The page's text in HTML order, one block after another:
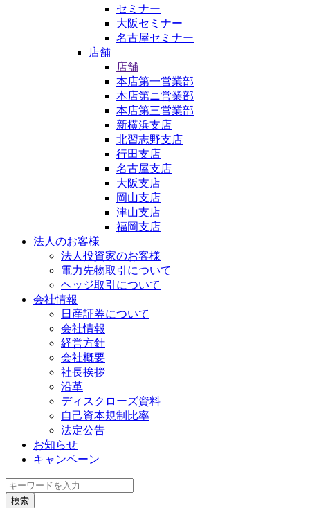
セミナー
大阪セミナー
名古屋セミナー
店舗
店舗
本店第一営業部
本店第ニ営業部
本店第三営業部
新横浜支店
北習志野支店
行田支店
名古屋支店
大阪支店
岡山支店
津山支店
福岡支店
法人のお客様
法人投資家のお客様
電力先物取引について
ヘッジ取引について
会社情報
日産証券について
会社情報
経営方針
会社概要
社長挨拶
沿革
ディスクローズ資料
自己資本規制比率
法定公告
お知らせ
キャンペーン